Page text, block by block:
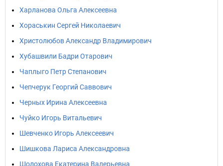
Харланова Ольга Алексеевна
Хораськин Сергей Николаевич
Христолюбов Александр Владимирович
Хубашвили Бадри Отарович
Чаплыго Петр Степанович
Чепчерук Георгий Саввович
Черных Ирина Алексеевна
Чуйко Игорь Витальевич
Шевченко Игорь Алексеевич
Шишкова Лариса Александровна
Шолохова Екатерина Валерьевна